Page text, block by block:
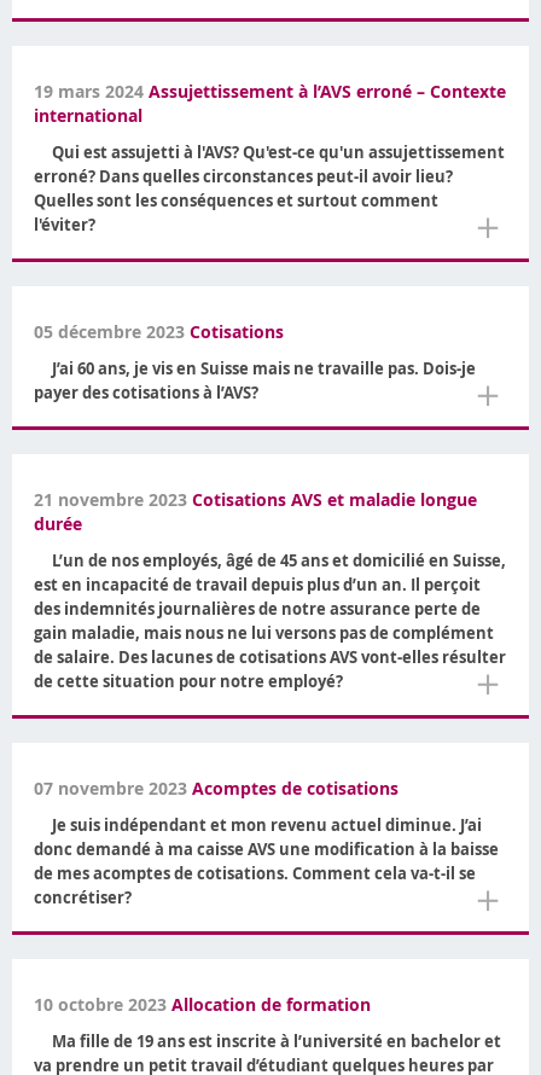
19 mars 2024 Assujettissement à l’AVS erroné – Contexte
international
Qui est assujetti à l'AVS? Qu'est-ce qu'un assujettissement
erroné? Dans quelles circonstances peut-il avoir lieu?
Quelles sont les conséquences et surtout comment
l'éviter?
＋
05 décembre 2023 Cotisations
J’ai 60 ans, je vis en Suisse mais ne travaille pas. Dois-je
payer des cotisations à l’AVS?
＋
21 novembre 2023 Cotisations AVS et maladie longue
durée
L’un de nos employés, âgé de 45 ans et domicilié en Suisse,
est en incapacité de travail depuis plus d’un an. Il perçoit
des indemnités journalières de notre assurance perte de
gain maladie, mais nous ne lui versons pas de complément
de salaire. Des lacunes de cotisations AVS vont-elles résulter
de cette situation pour notre employé?
＋
07 novembre 2023 Acomptes de cotisations
Je suis indépendant et mon revenu actuel diminue. J’ai
donc demandé à ma caisse AVS une modification à la baisse
de mes acomptes de cotisations. Comment cela va-t-il se
concrétiser?
＋
10 octobre 2023 Allocation de formation
Ma fille de 19 ans est inscrite à l’université en bachelor et
va prendre un petit travail d’étudiant quelques heures par